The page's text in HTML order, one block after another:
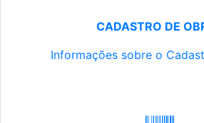
CADASTRO DE
Informações sobre o